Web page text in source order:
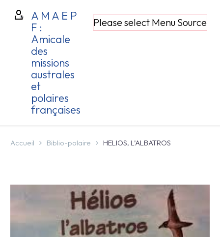
Please select Menu Source
A M A E P
F :
Amicale
des
missions
australes
et
polaires
françaises
Accueil Biblio-polaire HELIOS, L’ALBATROS